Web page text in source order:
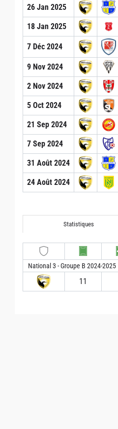
26 Jan 2025
18 Jan 2025
7 Déc 2024
9 Nov 2024
2 Nov 2024
5 Oct 2024
21 Sep 2024
7 Sep 2024
31 Août 2024
24 Août 2024
Statistiques
National 3 - Groupe B 2024-2025
11